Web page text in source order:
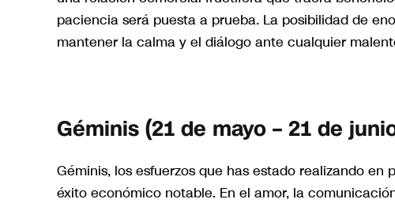
paciencia será puesta a prueba. La posibilidad de
mantener la calma y el diálogo ante cualquier
Géminis (21 de mayo – 21 de
Géminis, los esfuerzos que has estado realizando
éxito económico notable. En el amor, la